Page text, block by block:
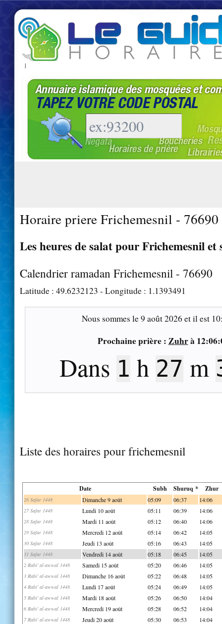
|
Horaire priere Frichemesnil - 76690
Les heures de salat pour Frichemesnil et
Calendrier ramadan Frichemesnil - 76690
Latitude : 49.6232123 - Longitude : 1.1393491
Nous sommes le9 août 2026 et il est
Prochaine prière : Zuhrà
Dans 1 h 27 m
Liste des horaires pour frichemesnil
Date Subh Shuruq * Zhur
26 Safar 1448 Dimanche 9 août 05:09 06:37 14:06
27 Safar 1448 Lundi 10 août 05:11 06:39 14:06
28 Safar 1448 Mardi 11 août 05:12 06:40 14:06
29 Safar 1448 Mercredi 12 août 05:14 06:42 14:05
30 Safar 1448 Jeudi 13 août 05:16 06:43 14:05
31 Safar 1448 Vendredi 14 août 05:18 06:45 14:05
2 Rabi' al-awwal 1448 Samedi 15 août 05:20 06:46 14:05
3 Rabi' al-awwal 1448 Dimanche 16 août 05:22 06:48 14:05
4 Rabi' al-awwal 1448 Lundi 17 août 05:24 06:49 14:05
5 Rabi' al-awwal 1448 Mardi 18 août 05:26 06:50 14:04
6 Rabi' al-awwal 1448 Mercredi 19 août 05:28 06:52 14:04
7 Rabi' al-awwal 1448 Jeudi 20 août 05:30 06:53 14:04